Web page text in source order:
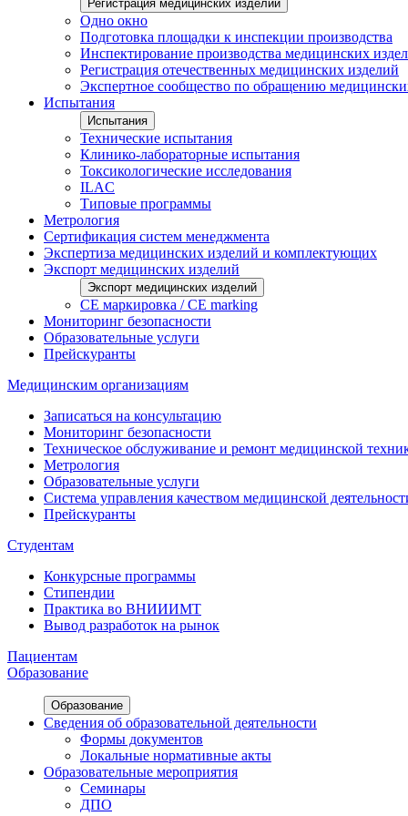
Регистрация медицинских изделий
Одно окно
Подготовка площадки к инспекции производства
Инспектирование производства медицинских
Регистрация отечественных медицинских изделий
Экспертное сообщество по обращению
Испытания
Испытания
Технические испытания
Клинико-лабораторные испытания
Токсикологические исследования
ILAС
Типовые программы
Метрология
Сертификация систем менеджмента
Экспертиза медицинских изделий и комплектующих
Экспорт медицинских изделий
Экспорт медицинских изделий
CE маркировка / CE marking
Мониторинг безопасности
Образовательные услуги
Прейскуранты
Медицинским организациям
Записаться на консультацию
Мониторинг безопасности
Техническое обслуживание и ремонт медицинской
Метрология
Образовательные услуги
Система управления качеством медицинской
Прейскуранты
Студентам
Конкурсные программы
Стипендии
Практика во ВНИИИМТ
Вывод разработок на рынок
Пациентам
Образование
Образование
Сведения об образовательной деятельности
Формы документов
Локальные нормативные акты
Образовательные мероприятия
Семинары
ДПО